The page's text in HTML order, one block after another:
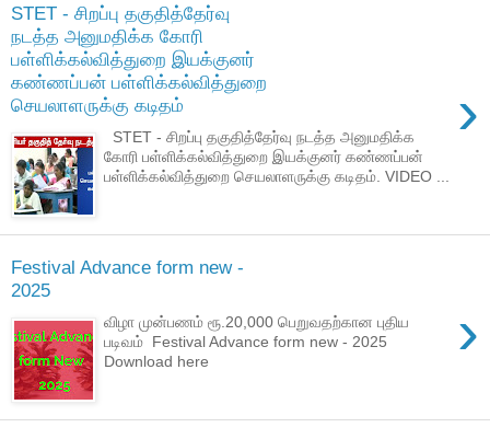
STET - சிறப்பு தகுதித்தேர்வு
நடத்த அனுமதிக்க கோரி
பள்ளிக்கல்வித்துறை இயக்குனர்
கண்ணப்பன் பள்ளிக்கல்வித்துறை
செயலாளருக்கு கடிதம்
›
STET - சிறப்பு தகுதித்தேர்வு நடத்த அனுமதிக்க
கோரி பள்ளிக்கல்வித்துறை இயக்குனர் கண்ணப்பன்
பள்ளிக்கல்வித்துறை செயலாளருக்கு கடிதம். VIDEO ...
Festival Advance form new -
2025
›
விழா முன்பணம் ரூ.20,000 பெறுவதற்கான புதிய
படிவம் Festival Advance form new - 2025
Download here